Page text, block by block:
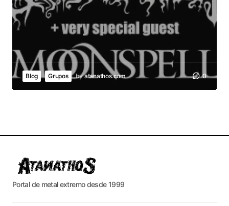
Blog Grupos byatanathos.com 0
Portal de metal extremo desde 1999